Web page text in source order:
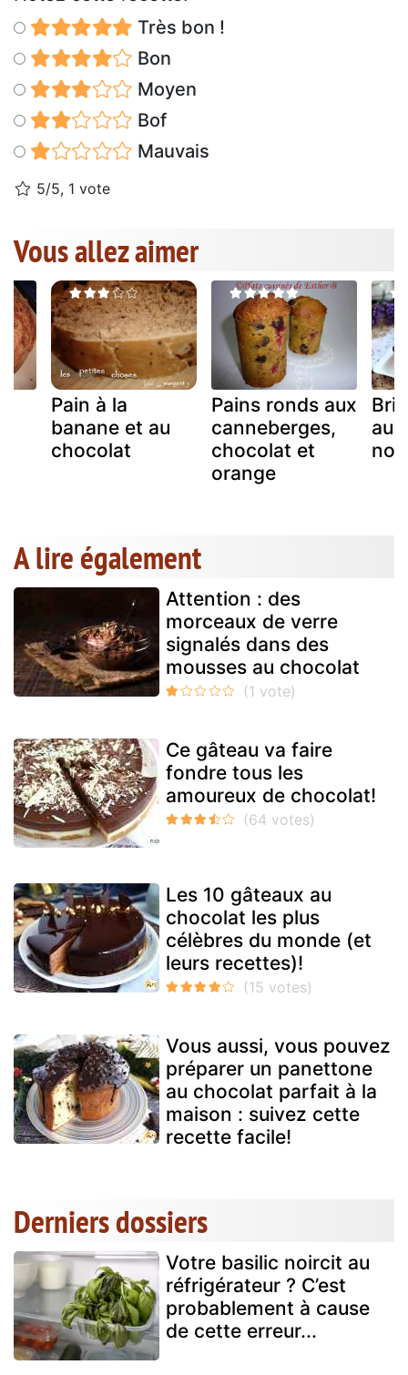
Très bon !
Bon
Moyen
Bof
Mauvais
5/5, 1 vote
Vous allez aimer
Pain à la
banane et au
chocolat
Pains ronds aux
canneberges,
chocolat et
orange
au
A lire également
Attention : des
morceaux de verre
signalés dans des
mousses au chocolat
Ce gâteau va faire
fondre tous les
amoureux de chocolat!
Les 10 gâteaux au
chocolat les plus
célèbres du monde (et
leurs recettes)!
Vous aussi, vous pouvez
préparer un panettone
au chocolat parfait à la
maison : suivez cette
recette facile!
Derniers dossiers
Votre basilic noircit au
réfrigérateur ? C’est
probablement à cause
de cette erreur...